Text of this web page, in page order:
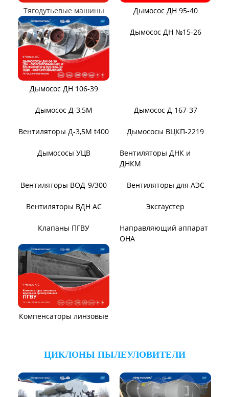
ТЯГОДУТЬЕВЫЕ МАШИНЫ
Дымосос Д 167-37
Вентиляторы Д-3,5М t400 Дымососы ВЦКП-2219
Дымососы УЦВ
Вентиляторы ВОД-9/300
Вентиляторы ВДН АС
ОНА